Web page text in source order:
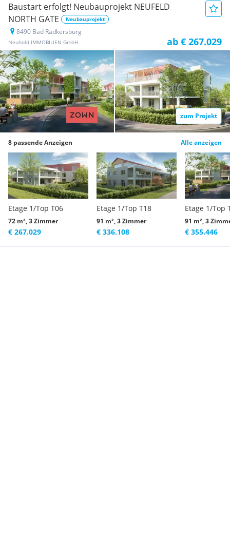
Baustart erfolgt! Neubauprojekt NEUFELD
NORTH GATE
Neubauprojekt
8490 Bad Radkersburg
Neuhold IMMOBILIEN GmbH ab € 267.029
zum Projekt
8 passende Anzeigen Alle anzeigen
Etage 1/Top T06
72 m², 3 Zimmer
€ 267.029
Etage 1/Top T18
91 m², 3 Zimmer
€ 336.108
Etage 1/Top
91 m², 3
€ 355.446